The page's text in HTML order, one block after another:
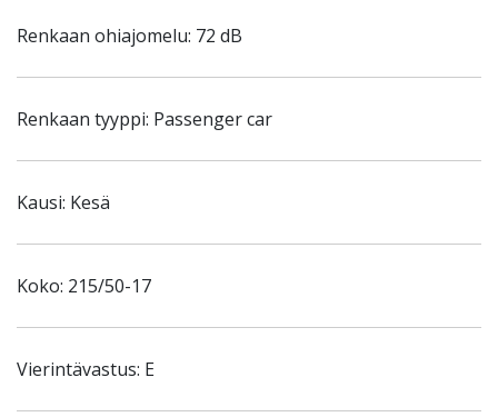
Renkaan ohiajomelu: 72 dB
Renkaan tyyppi: Passenger car
Kausi: Kesä
Koko: 215/50-17
Vierintävastus: E